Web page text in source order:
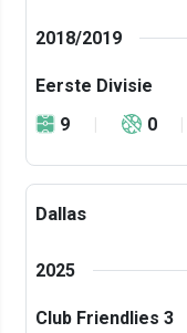
2018/2019
Eerste Divisie
9
0
Dallas
2025
Club Friendlies 3